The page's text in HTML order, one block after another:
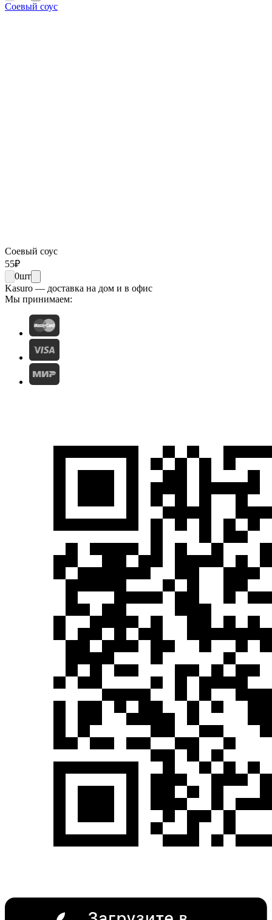
Соевый соус
Соевый соус
55₽
0шт
Kasuro — доставка на дом и в офис
Мы принимаем: